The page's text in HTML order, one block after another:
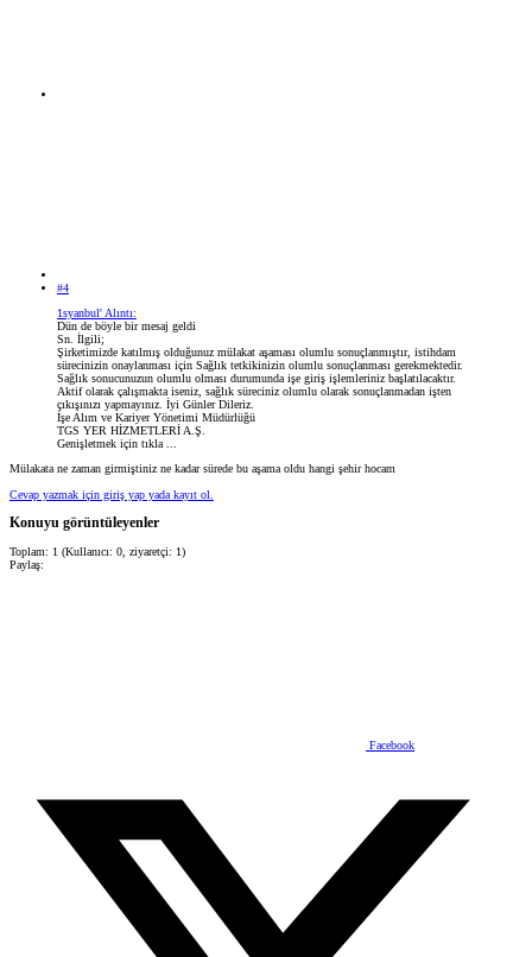
#4
1syanbul' Alıntı:
Dün de böyle bir mesaj geldi
Sn. İlgili;
Şirketimizde katılmış olduğunuz mülakat aşaması olumlu sonuçlanmıştır, istihdam
sürecinizin onaylanması için Sağlık tetkikinizin olumlu sonuçlanması gerekmektedir.
Sağlık sonucunuzun olumlu olması durumunda işe giriş işlemleriniz başlatılacaktır.
Aktif olarak çalışmakta iseniz, sağlık süreciniz olumlu olarak sonuçlanmadan işten
çıkışınızı yapmayınız. İyi Günler Dileriz.
İşe Alım ve Kariyer Yönetimi Müdürlüğü
TGS YER HİZMETLERİ A.Ş.
Genişletmek için tıkla ...
Mülakata ne zaman girmiştiniz ne kadar sürede bu aşama oldu hangi şehir hocam
Cevap yazmak için giriş yap yada kayıt ol.
Konuyu görüntüleyenler
Toplam: 1 (Kullanıcı: 0, ziyaretçi: 1)
Paylaş:
Facebook